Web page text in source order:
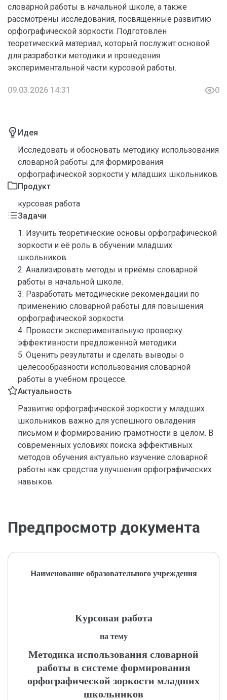
словарной работы в начальной школе, а также
рассмотрены исследования, посвящённые развитию
орфографической зоркости. Подготовлен
теоретический материал, который послужит основой
для разработки методики и проведения
экспериментальной части курсовой работы.
09.03.2026 14:31 0
Идея
Исследовать и обосновать методику использования
словарной работы для формирования
орфографической зоркости у младших школьников.
Продукт
курсовая работа
Задачи
1. Изучить теоретические основы орфографической
зоркости и её роль в обучении младших
школьников.
2. Анализировать методы и приёмы словарной
работы в начальной школе.
3. Разработать методические рекомендации по
применению словарной работы для повышения
орфографической зоркости.
4. Провести экспериментальную проверку
эффективности предложенной методики.
5. Оценить результаты и сделать выводы о
целесообразности использования словарной
работы в учебном процессе.
Актуальность
Развитие орфографической зоркости у младших
школьников важно для успешного овладения
письмом и формированию грамотности в целом. В
современных условиях поиска эффективных
методов обучения актуально изучение словарной
работы как средства улучшения орфографических
навыков.
Предпросмотр документа
Наименование образовательного учреждения
Курсовая работа
на тему
Методика использования словарной
работы в системе формирования
орфографической зоркости младших
школьников